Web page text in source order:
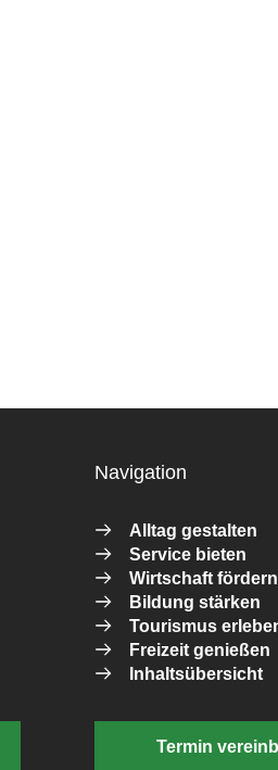
Navigation
Alltag gestalten
Service bieten
Wirtschaft fördern
Bildung stärken
Tourismus
Freizeit genießen
Inhaltsübersicht
Termin